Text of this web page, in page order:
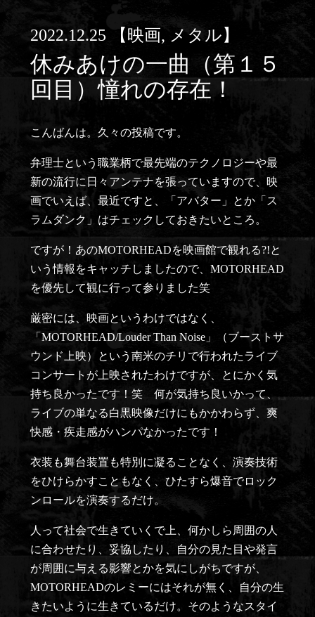
2022.12.25 【映画, メタル】
休みあけの一曲（第１５
回目）憧れの存在！
こんばんは。久々の投稿です。
弁理士という職業柄で最先端のテクノロジーや最
新の流行に日々アンテナを張っていますので、映
画でいえば、最近ですと、「アバター」とか「ス
ラムダンク」はチェックしておきたいところ。
ですが！あのMOTORHEADを映画館で観れる?!と
いう情報をキャッチしましたので、MOTORHEAD
を優先して観に行って参りました笑
厳密には、映画というわけではなく、
「MOTORHEAD/Louder Than Noise」（ブーストサ
ウンド上映）という南米のチリで行われたライブ
コンサートが上映されたわけですが、とにかく気
持ち良かったです！笑 何が気持ち良いかって、
ライブの単なる白黒映像だけにもかかわらず、爽
快感・疾走感がハンパなかったです！
衣装も舞台装置も特別に凝ることなく、演奏技術
をひけらかすこともなく、ひたすら爆音でロック
ンロールを演奏するだけ。
人って社会で生きていくで上、何かしら周囲の人
に合わせたり、妥協したり、自分の見た目や発言
が周囲に与える影響とかを気にしがちですが、
MOTORHEADのレミーにはそれが無く、自分の生
きたいように生きているだけ。そのようなスタイ